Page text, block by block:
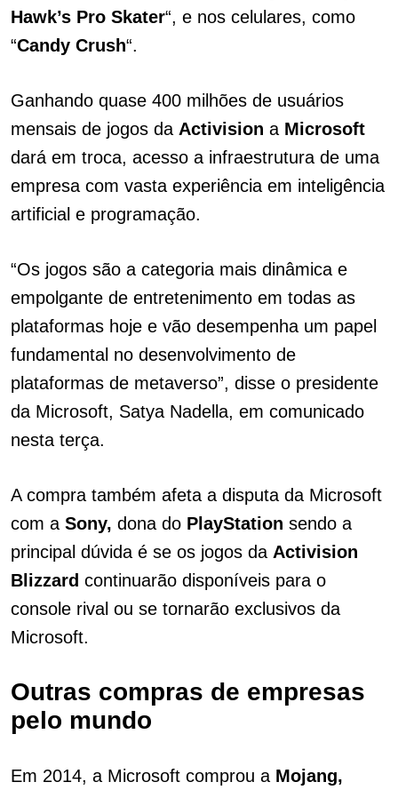
Hawk’s Pro Skater“, e nos celulares, como
“Candy Crush“.
Ganhando quase 400 milhões de usuários
mensais de jogos da Activision a Microsoft
dará em troca, acesso a infraestrutura de uma
empresa com vasta experiência em inteligência
artificial e programação.
“Os jogos são a categoria mais dinâmica e
empolgante de entretenimento em todas as
plataformas hoje e vão desempenha um papel
fundamental no desenvolvimento de
plataformas de metaverso”, disse o presidente
da Microsoft, Satya Nadella, em comunicado
nesta terça.
A compra também afeta a disputa da Microsoft
com a Sony, dona do PlayStation sendo a
principal dúvida é se os jogos da Activision
Blizzard continuarão disponíveis para o
console rival ou se tornarão exclusivos da
Microsoft.
Outras compras de empresas
pelo mundo
Em 2014, a Microsoft comprou a Mojang,